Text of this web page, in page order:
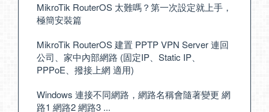
MikroTik RouterOS 太難嗎？第一次設定就上手，
極簡安裝篇
MikroTik RouterOS 建置 PPTP VPN Server 連回
公司、家中內部網路 (固定IP、Static IP、
PPPoE、撥接上網 適用)
Windows 連接不同網路，網路名稱會隨著變更 網
路1 網路2 網路3 ...